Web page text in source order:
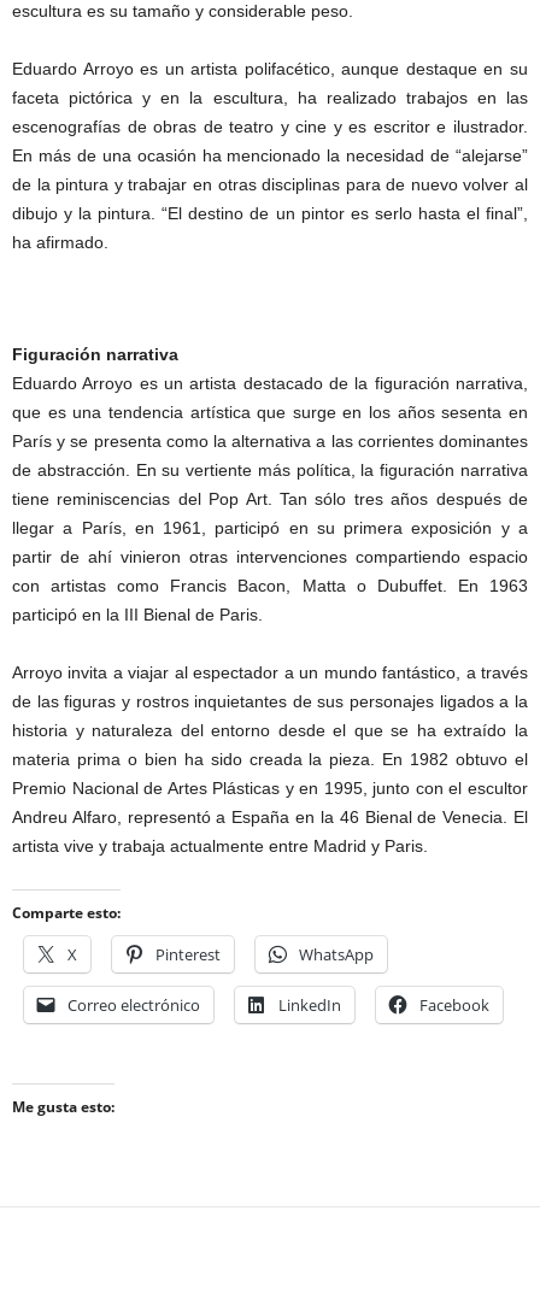
escultura es su tamaño y considerable peso.
Eduardo Arroyo es un artista polifacético, aunque destaque en su
faceta pictórica y en la escultura, ha realizado trabajos en las
escenografías de obras de teatro y cine y es escritor e ilustrador.
En más de una ocasión ha mencionado la necesidad de “alejarse”
de la pintura y trabajar en otras disciplinas para de nuevo volver al
dibujo y la pintura. “El destino de un pintor es serlo hasta el final”,
ha afirmado.
Figuración narrativa
Eduardo Arroyo es un artista destacado de la figuración narrativa,
que es una tendencia artística que surge en los años sesenta en
París y se presenta como la alternativa a las corrientes dominantes
de abstracción. En su vertiente más política, la figuración narrativa
tiene reminiscencias del Pop Art. Tan sólo tres años después de
llegar a París, en 1961, participó en su primera exposición y a
partir de ahí vinieron otras intervenciones compartiendo espacio
con artistas como Francis Bacon, Matta o Dubuffet. En 1963
participó en la III Bienal de Paris.
Arroyo invita a viajar al espectador a un mundo fantástico, a través
de las figuras y rostros inquietantes de sus personajes ligados a la
historia y naturaleza del entorno desde el que se ha extraído la
materia prima o bien ha sido creada la pieza. En 1982 obtuvo el
Premio Nacional de Artes Plásticas y en 1995, junto con el escultor
Andreu Alfaro, representó a España en la 46 Bienal de Venecia. El
artista vive y trabaja actualmente entre Madrid y Paris.
Comparte esto:
X Pinterest WhatsApp
Correo electrónico LinkedIn Facebook
Me gusta esto: